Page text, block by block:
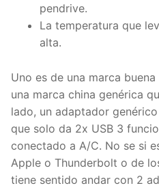
pendrive.
La temperatura que
alta.
Uno es de una marca
una marca china genérica
lado, un adaptador
que solo da 2x USB 3
conectado a A/C. No se si
Apple o Thunderbolt o de
tiene sentido andar con 2